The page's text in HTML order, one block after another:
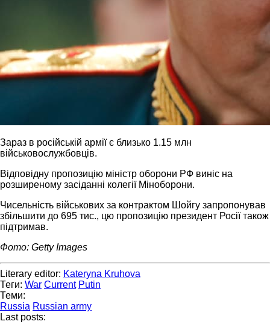
Зараз в російській армії є близько 1.15 млн
військовослужбовців.
Відповідну пропозицію міністр оборони РФ виніс на
розширеному засіданні колегії Міноборони.
Чисельність військових за контрактом Шойгу запропонував
збільшити до 695 тис., цю пропозицію президент Росії також
підтримав.
Фото: Getty Images
Literary editor: Kateryna Kruhova
Теги: War Current Putin
Теми:
Russia Russian army
Last posts: